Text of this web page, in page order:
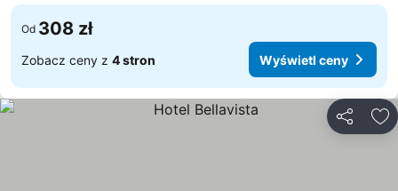
Od 308 zł
Zobacz ceny z 4 stron Wyświetl ceny